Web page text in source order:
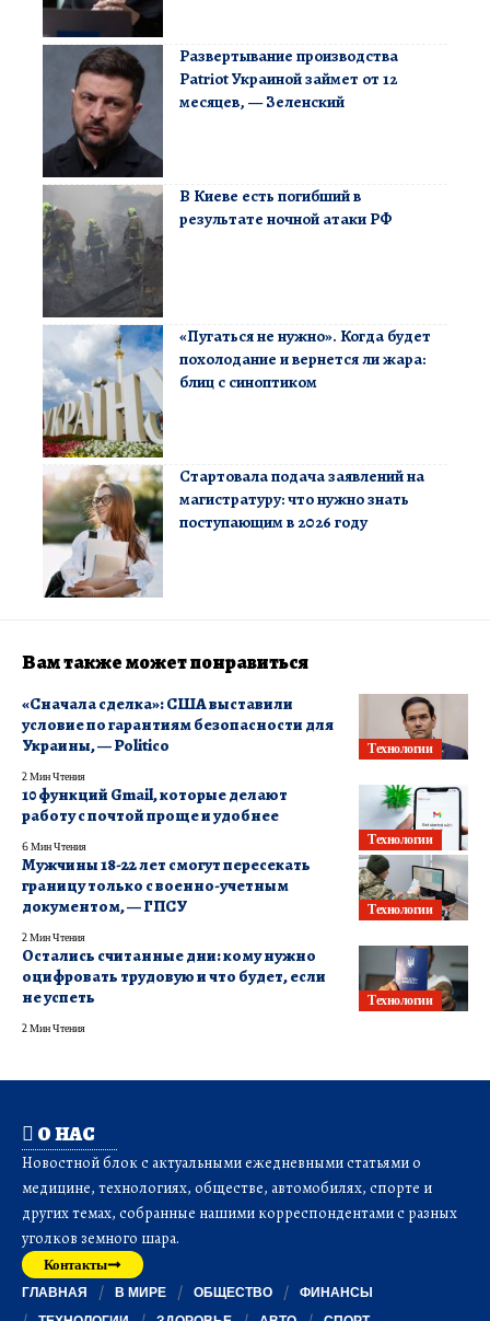
Развертывание производства
Patriot Украиной займет от 12
месяцев, — Зеленский
В Киеве есть погибший в
результате ночной атаки РФ
«Пугаться не нужно». Когда будет
похолодание и вернется ли жара:
блиц с синоптиком
Стартовала подача заявлений на
магистратуру: что нужно знать
поступающим в 2026 году
Вам также может понравиться
Технологии
«Сначала сделка»: США выставили
условие по гарантиям безопасности для
Украины, — Politico
2 Мин Чтения
Технологии
10 функций Gmail, которые делают
работу с почтой проще и удобнее
6 Мин Чтения
Технологии
Мужчины 18-22 лет смогут пересекать
границу только с военно-учетным
документом, — ГПСУ
2 Мин Чтения
Технологии
Остались считанные дни: кому нужно
оцифровать трудовую и что будет, если
не успеть
2 Мин Чтения
О НАС
Новостной блок с актуальными ежедневными статьями о
медицине, технологиях, обществе, автомобилях, спорте и
других темах, собранные нашими корреспондентами с разных
уголков земного шара.
Контакты
ГЛАВНАЯ В МИРЕ ОБЩЕСТВО
ФИНАНСЫ